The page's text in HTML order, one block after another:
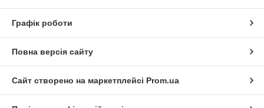
Графік роботи
Повна версія сайту
Сайт створено на маркетплейсі Prom.ua